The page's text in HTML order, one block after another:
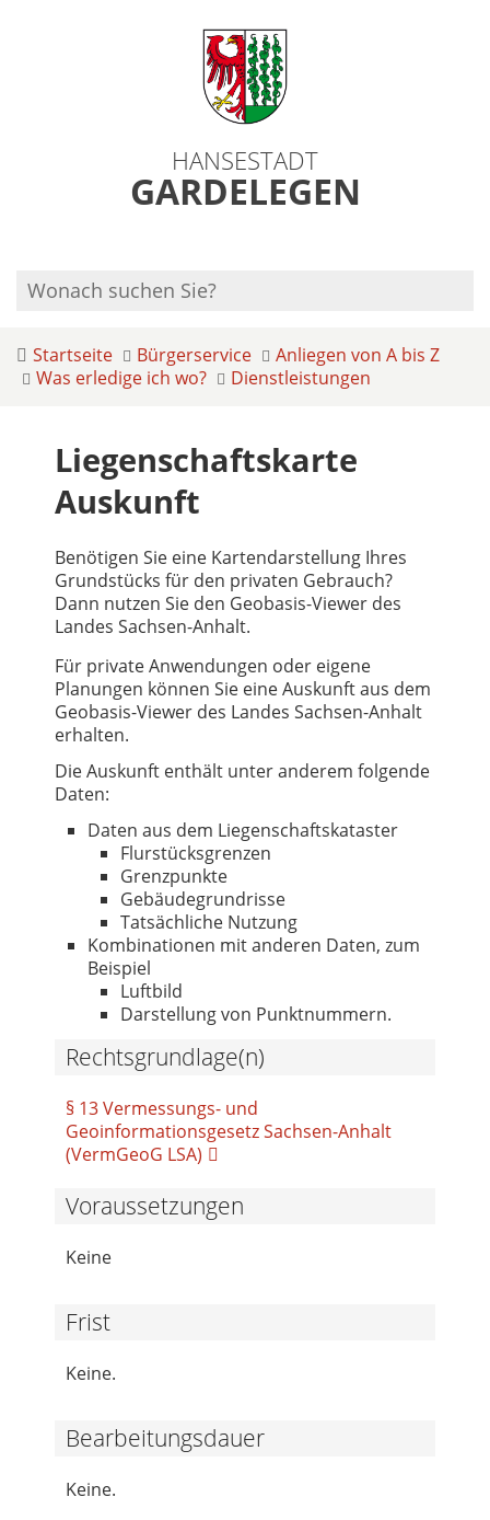
HANSESTADT
GARDELEGEN
Startseite Bürgerservice
Anliegen von A bis Z
Was erledige ich wo?
Dienstleistungen
Liegenschaftskarte
Auskunft
Benötigen Sie eine Kartendarstellung Ihres
Grundstücks für den privaten Gebrauch?
Dann nutzen Sie den Geobasis-Viewer des
Landes Sachsen-Anhalt.
Für private Anwendungen oder eigene
Planungen können Sie eine Auskunft aus dem
Geobasis-Viewer des Landes Sachsen-Anhalt
erhalten.
Die Auskunft enthält unter anderem folgende
Daten:
Daten aus dem Liegenschaftskataster
Flurstücksgrenzen
Grenzpunkte
Gebäudegrundrisse
Tatsächliche Nutzung
Kombinationen mit anderen Daten, zum
Beispiel
Luftbild
Darstellung von Punktnummern.
Rechtsgrundlage(n)
§ 13 Vermessungs- und
Geoinformationsgesetz Sachsen-Anhalt
(VermGeoG LSA)
Voraussetzungen
Keine
Frist
Keine.
Bearbeitungsdauer
Keine.